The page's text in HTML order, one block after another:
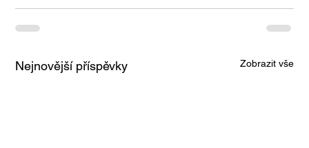
Nejnovější příspěvky Zobrazit vše